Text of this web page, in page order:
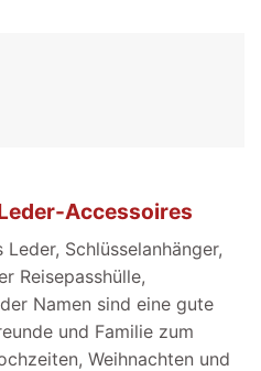
Accessoires
Schlüsselanhänger,
Reisepasshülle,
Namen sind eine gute
und Familie zum
Weihnachten und